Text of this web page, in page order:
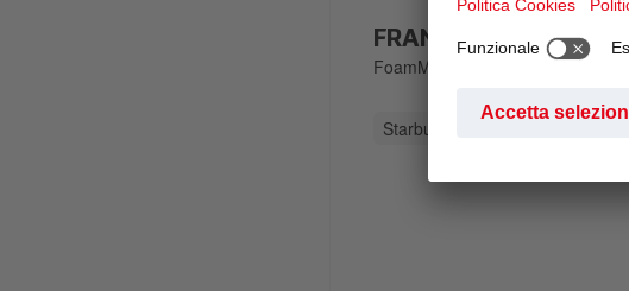
FRANKE A600 (SBX)
FoamMaster™
Bevande di
Starbucks®